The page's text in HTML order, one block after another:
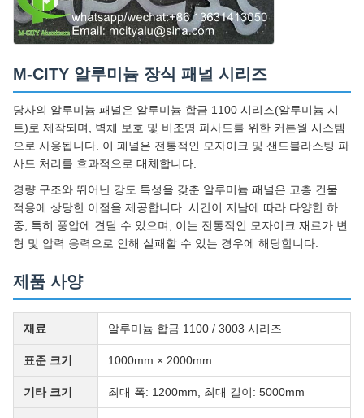
M-CITY 알루미늄 장식 패널 시리즈
당사의 알루미늄 패널은 알루미늄 합금 1100 시리즈(알루미늄 시
트)로 제작되며, 벽체 보호 및 비조명 파사드를 위한 커튼월 시스템
으로 사용됩니다. 이 패널은 전통적인 모자이크 및 샌드블라스팅 파
사드 처리를 효과적으로 대체합니다.
경량 구조와 뛰어난 강도 특성을 갖춘 알루미늄 패널은 고층 건물
적용에 상당한 이점을 제공합니다. 시간이 지남에 따라 다양한 하
중, 특히 풍압에 견딜 수 있으며, 이는 전통적인 모자이크 재료가 변
형 및 압력 응력으로 인해 실패할 수 있는 경우에 해당합니다.
제품 사양
재료 알루미늄 합금 1100 / 3003 시리즈
표준 크기 1000mm × 2000mm
기타 크기 최대 폭: 1200mm, 최대 길이: 5000mm